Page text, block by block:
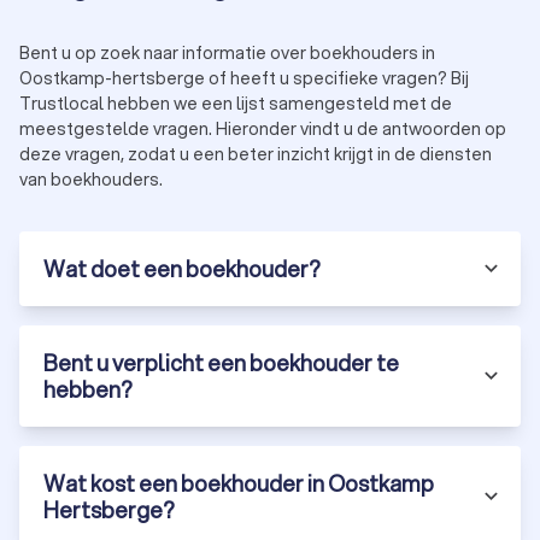
is met uw branche of bedrijfsvorm.
Transparante communicatie over kosten
Wees niet bang om door te vragen. Een goede
boekhouder in Oostkamp Hertsberge maakt duidelijke
afspraken over tarieven en voorkomt verrassingen
achteraf.
samenwerken een stuk makkelijker.
Boekhouden is teamwork. Een boekhouder die snel
reageert en helder communiceert, maakt uw leven een
stuk eenvoudiger.
Een goede klik
U werkt regelmatig samen, dus het is belangrijk dat u
contact maken écht het verschil.
Klaar om uw ideale boekhouder in Oostkamp Hertsberge te
vinden? Start uw zoektocht op Trustlocal en ontdek hoe
Bent u op zoek naar informatie over boekhouders in
Oostkamp-hertsberge of heeft u specifieke vragen? Bij
Trustlocal hebben we een lijst samengesteld met de
meestgestelde vragen. Hieronder vindt u de antwoorden op
deze vragen, zodat u een beter inzicht krijgt in de diensten
van boekhouders.
Wat doet een boekhouder?
Bent u verplicht een boekhouder te
hebben?
Wat kost een boekhouder in Oostkamp
Hertsberge?